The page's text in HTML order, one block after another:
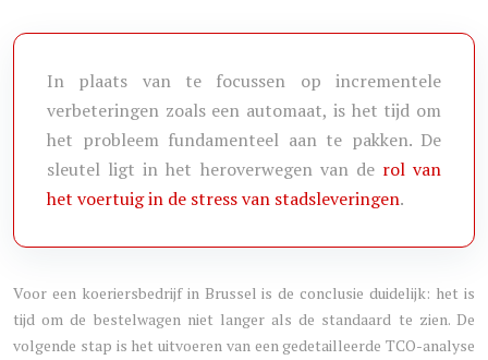
In plaats van te focussen op incrementele
verbeteringen zoals een automaat, is het tijd om
het probleem fundamenteel aan te pakken. De
sleutel ligt in het heroverwegen van de rol van
het voertuig in de stress van stadsleveringen.
Voor een koeriersbedrijf in Brussel is de conclusie duidelijk: het is
tijd om de bestelwagen niet langer als de standaard te zien. De
volgende stap is het uitvoeren van een gedetailleerde TCO-analyse